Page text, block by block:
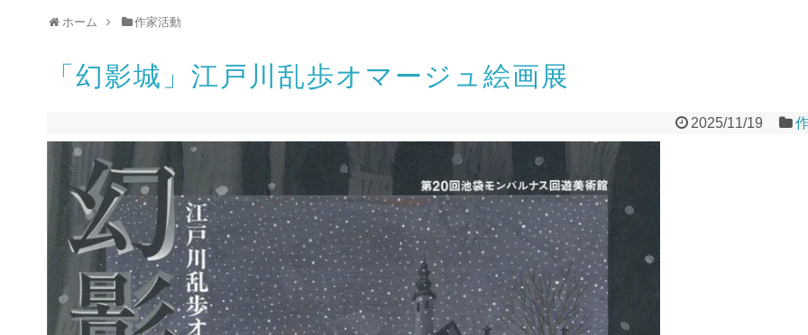
ホーム 作家活動
「幻影城」江戸川乱歩オマージュ絵画展
2025/11/19